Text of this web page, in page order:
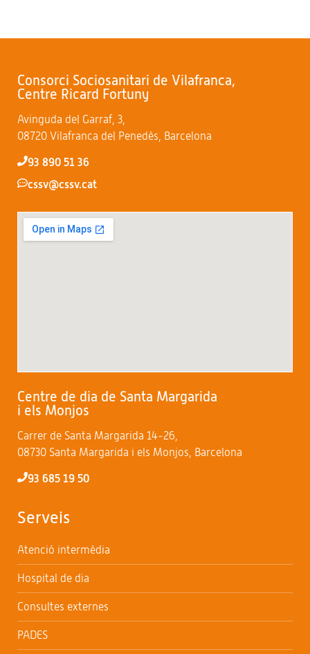
Consorci Sociosanitari de Vilafranca,
Centre Ricard Fortuny
Avinguda del Garraf, 3,
08720 Vilafranca del Penedès, Barcelona
93 890 51 36
cssv@cssv.cat
Centre de dia de Santa Margarida
i els Monjos
Carrer de Santa Margarida 14-26,
08730 Santa Margarida i els Monjos, Barcelona
93 685 19 50
Serveis
Atenció intermèdia
Hospital de dia
Consultes externes
PADES